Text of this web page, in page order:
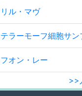
リル・マヴ
テラーモーフ細胞サン
フオン・レー
>>